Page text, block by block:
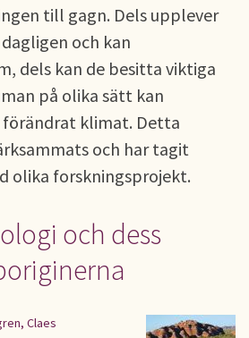
till gagn. Dels upplever
och kan
dels kan de besitta viktiga
på olika sätt kan
klimat. Detta
och har tagit
olika forskningsprojekt.
och dess
Claes